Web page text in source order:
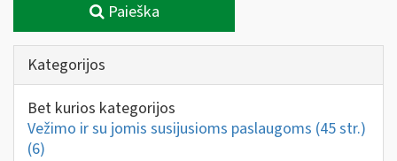
Paieška
Kategorijos
Bet kurios kategorijos
Vežimo ir su jomis susijusioms paslaugoms (45 str.)
(6)